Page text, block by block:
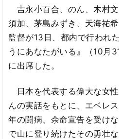
吉永小百合、のん、木村
須加、茅島みずき、天海祐
監督が13日、都内で行われ
うにあなたがいる』（10月
に出席した。
日本を代表する偉大な女
んの実話をもとに、エベレ
年の闘病、余命宣告を受け
で山に登り続けたその勇壮